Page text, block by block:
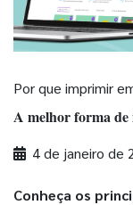
Por que imprimir
A melhor forma
4 de janeiro de
Conheça os